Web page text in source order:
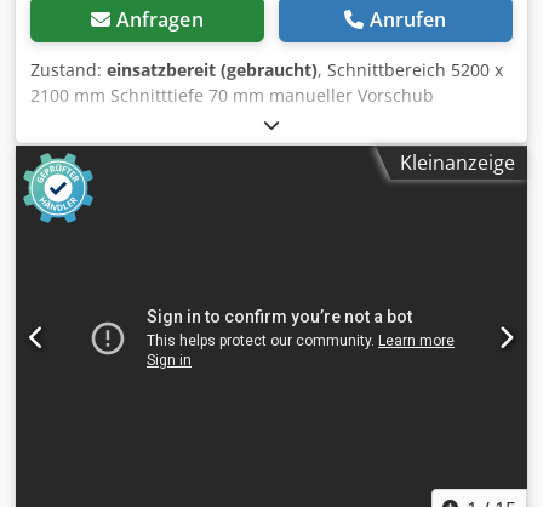
Anfragen Anrufen
Zustand: einsatzbereit (gebraucht), Schnittbereich 5200 x
2100 mm Schnitttiefe 70 mm manueller Vorschub
Dodpfsyrpk Ijx Aiyock automatischer Ausweichrost
Außenmaß L x B x H ca. 6550 x 1500 x 3010 mm
Kleinanzeige